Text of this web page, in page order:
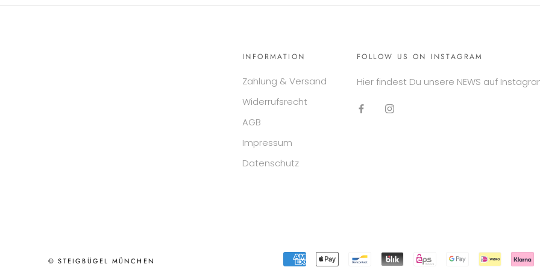
INFORMATION
Zahlung & Versand
Widerrufsrecht
AGB
Impressum
Datenschutz
FOLLOW US ON INSTAGRAM
Hier findest Du unsere NEWS auf
© STEIGBÜGEL MÜNCHEN